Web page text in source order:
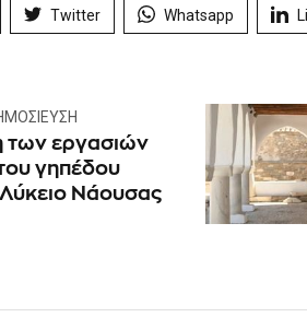
Twitter Whatsapp
εργασιών
γηπέδου
Νάουσας